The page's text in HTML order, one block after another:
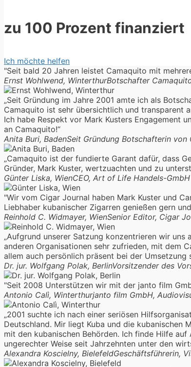
zu 100 Prozent finanziert
Ich möchte helfen
"Seit bald 20 Jahren leistet Camaquito mit
Ernst Wohlwend, WinterthurBotschafter
„Seit Gründung im Jahre 2001 amte ich als
Camaquito ist sehr übersichtlich und transparent
Ich habe Respekt vor Mark Kusters Engagement
an Camaquito!“
Anita Buri, BadenSeit Gründung Botschafterin
„Camaquito ist der fundierte Garant dafür, dass
Gründer, Mark Kuster, wertzuachten und zu
Günter Liska, WienCEO, Art of Life Handels-GmbH
"Wir vom Cigar Journal haben Mark Kuster und
Liebhaber kubanischer Zigarren genießen gern
Reinhold C. Widmayer, WienSenior Editor, Cigar
„Aufgrund unserer Satzung konzentrieren wir
anderen Organisationen sehr zufrieden, mit dem
allem auch persönlich präsent bei der
Dr. jur. Wolfgang Polak, BerlinVorsitzender des
"Seit 2008 Unterstützen wir mit der janto film
Antonio Calì, Winterthurjanto film GmbH,
„2001 suchte ich nach einer seriösen
Deutschland. Mir liegt Kuba und die kubanischen
mit den kubanischen Behörden. Ich finde Hilfe
ungerechter Weise seit Jahrzehnten unter den
Alexandra Koscielny, BielefeldGeschäftsführerin,